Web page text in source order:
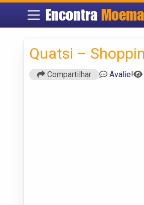
Encontra Moema
Quatsi –
Compartilhar Avalie!